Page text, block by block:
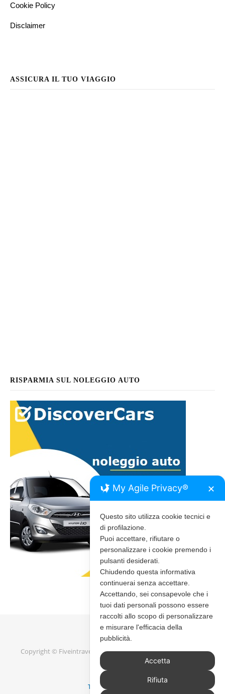
Cookie Policy
Disclaimer
ASSICURA IL TUO VIAGGIO
RISPARMIA SUL NOLEGGIO AUTO
Copyright © Fiveintravel 2020 - 2026 |Bard Tema diWP Royal.
TORNA IN ALTO
My Agile Privacy® ✕
Questo sito utilizza cookie tecnici e
di profilazione.
Puoi accettare, rifiutare o
personalizzare i cookie premendo i
pulsanti desiderati.
Chiudendo questa informativa
continuerai senza accettare.
Accettando, sei consapevole che i
tuoi dati personali possono essere
raccolti allo scopo di personalizzare
e misurare l'efficacia della
pubblicità.
Accetta
Rifiuta